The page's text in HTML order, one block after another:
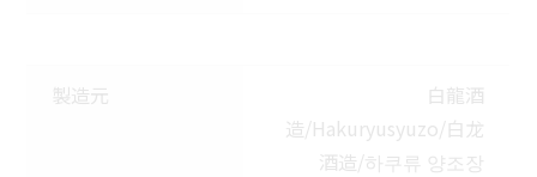
製造元
白龍酒
造/Hakuryusyuzo/白龙
酒造/하쿠류 양조장